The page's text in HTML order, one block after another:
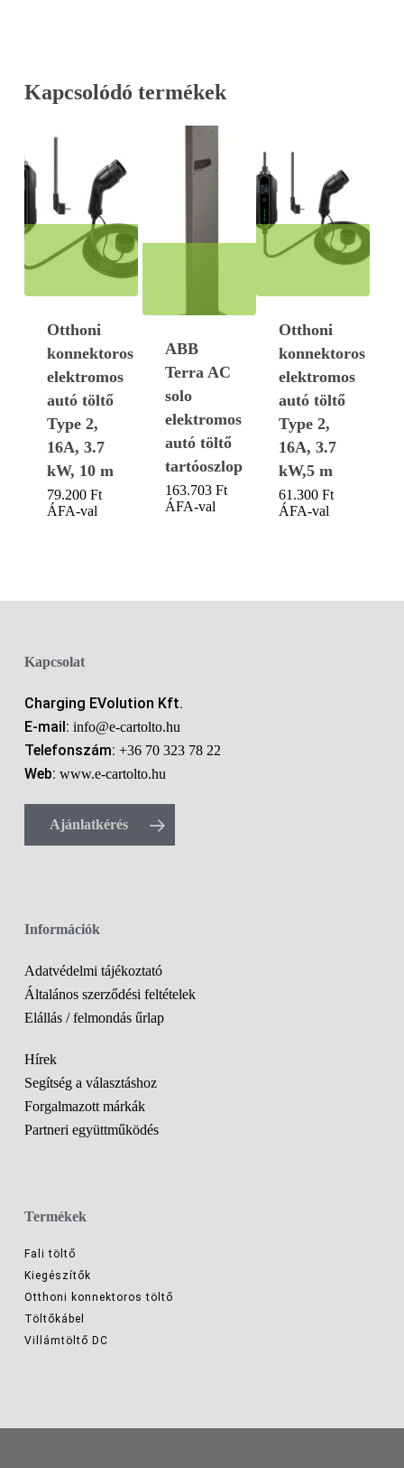
Kapcsolódó termékek
Otthoni
konnektoros
elektromos
autó töltő
Type 2,
16A, 3.7
kW, 10 m
79.200 Ft
ÁFA-val
ABB
Terra AC
solo
elektromos
autó töltő
tartóoszlop
163.703Ft
ÁFA-val
Otthoni
konnektoros
elektromos
autó töltő
Type 2,
16A, 3.7
kW,5 m
61.300Ft
ÁFA-val
Kapcsolat
Charging EVolution Kft.
E-mail: info@e-cartolto.hu
Telefonszám: +36 70 323 78 22
Web: www.e-cartolto.hu
Ajánlatkérés
Információk
Adatvédelmi tájékoztató
Általános szerződési feltételek
Elállás / felmondás űrlap
Hírek
Segítség a választáshoz
Forgalmazott márkák
Partneri együttműködés
Termékek
Fali töltő
Kiegészítők
Otthoni konnektoros töltő
Töltőkábel
Villámtöltő DC